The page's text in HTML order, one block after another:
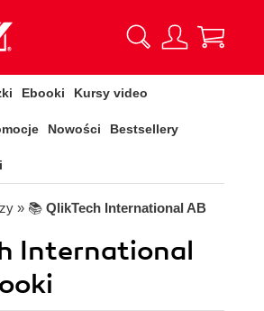
Ebooki Kursy video
Nowości Bestsellery
» 📚 QlikTech International AB
International